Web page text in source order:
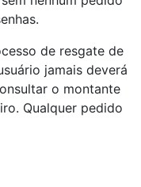
de resgate de
jamais deverá
o montante
Qualquer pedido